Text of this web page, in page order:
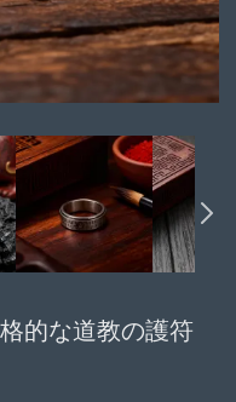
的な道教の護符